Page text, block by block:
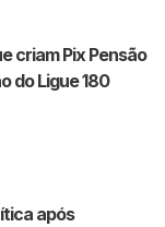
criam Pix Pensão
do Ligue 180
após